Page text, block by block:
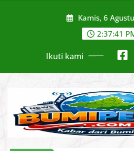
Kamis, 6
2:37:42
Ikuti kami